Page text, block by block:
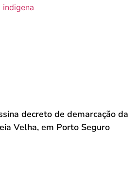
decreto de demarcação da
Velha, em Porto Seguro